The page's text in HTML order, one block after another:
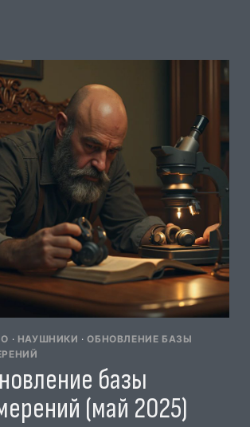
· НАУШНИКИ ·ОБНОВЛЕНИЕ БАЗЫ
базы
(май 2025)